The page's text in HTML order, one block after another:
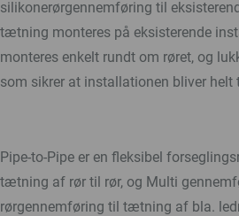
silikonerørgennemføring til
tætning monteres på eksisterende
monteres enkelt rundt om røret, og
som sikrer at installationen bliver
Pipe-to-Pipe er en fleksibel
tætning af rør til rør, og Multi
rørgennemføring til tætning af bla.